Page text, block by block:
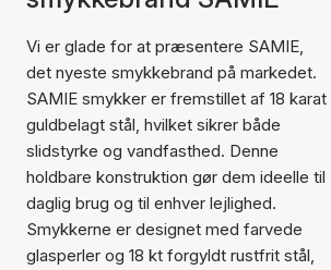
Vi er glade for at præsentere SAMIE,
det nyeste smykkebrand på markedet.
SAMIE smykker er fremstillet af 18 karat
guldbelagt stål, hvilket sikrer både
slidstyrke og vandfasthed. Denne
holdbare konstruktion gør dem ideelle til
daglig brug og til enhver lejlighed.
Smykkerne er designet med farvede
glasperler og 18 kt forgyldt rustfrit stål,